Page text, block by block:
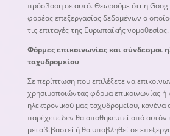
πρόσβαση σε αυτό. Θεωρούμε ότι η
φορέας επεξεργασίας δεδομένων ο
τις επιταγές της Ευρωπαϊκής νομοθεσίας.
Φόρμες επικοινωνίας και σύνδεσμοι
ταχυδρομείου
Σε περίπτωση που επιλέξετε να
χρησιμοποιώντας φόρμα επικοινωνίας ή
ηλεκτρονικού μας ταχυδρομείου,
παρέχετε δεν θα αποθηκευτεί από αυτόν
μεταβιβαστεί ή θα υποβληθεί σε